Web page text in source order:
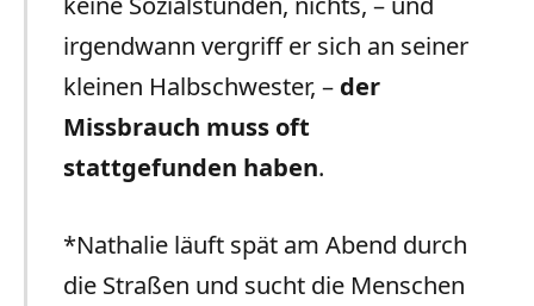
irgendwann vergriff er sich an seiner
kleinen Halbschwester, – der
Missbrauch muss oft
stattgefunden haben.
*Nathalie läuft spät am Abend durch
die Straßen und sucht die Menschen